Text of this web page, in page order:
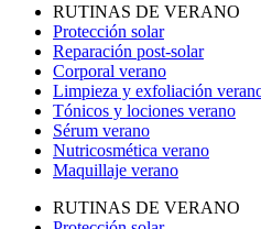
RUTINAS DE VERANO
Protección solar
Reparación post-solar
Corporal verano
Limpieza y exfoliación
Tónicos y lociones verano
Sérum verano
Nutricosmética verano
Maquillaje verano
RUTINAS DE VERANO